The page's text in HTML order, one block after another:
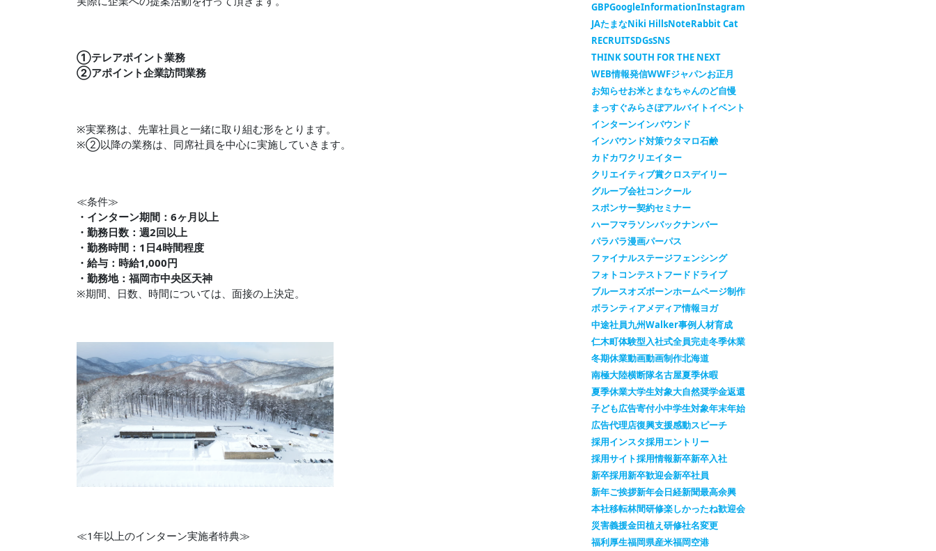
①テレアポイント業務
②アポイント企業訪問業務
※実業務は、先輩社員と一緒に取り組む形をとります。
※②以降の業務は、同席社員を中心に実施していきます。
≪条件≫
・インターン期間：6ヶ月以上
・勤務日数：週2回以上
・勤務時間：1日4時間程度
・給与：時給1,000円
・勤務地：福岡市中央区天神
※期間、日数、時間については、面接の上決定。
≪1年以上のインターン実施者特典≫
GBPGoogleInformationInstagram
JAたまなNiki HillsNoteRabbit Cat
RECRUITSDGsSNS
THINK SOUTH FOR THE NEXT
WEB情報発信WWFジャパンお正月
お知らせお米とまなちゃんのど自慢
まっすぐみらさぽアルバイトイベント
インターンインバウンド
インバウンド対策ウタマロ石鹸
カドカワクリエイター
クリエイティブ賞クロスデイリー
グループ会社コンクール
スポンサー契約セミナー
ハーフマラソンバックナンバー
パラパラ漫画パーパス
ファイナルステージフェンシング
フォトコンテストフードドライブ
ブルースオズボーンホームページ制作
ボランティアメディア情報ヨガ
中途社員九州Walker事例人材育成
仁木町体験型入社式全員完走冬季休業
冬期休業動画動画制作北海道
南極大陸横断隊名古屋夏季休暇
夏季休業大学生対象大自然奨学金返還
子ども広告寄付小中学生対象年末年始
広告代理店復興支援感動スピーチ
採用インスタ採用エントリー
採用サイト採用情報新卒新卒入社
新卒採用新卒歓迎会新卒社員
新年ご挨拶新年会日経新聞最高余興
本社移転林間研修楽しかったね歓迎会
災害義援金田植え研修社名変更
福利厚生福岡県産米福岡空港